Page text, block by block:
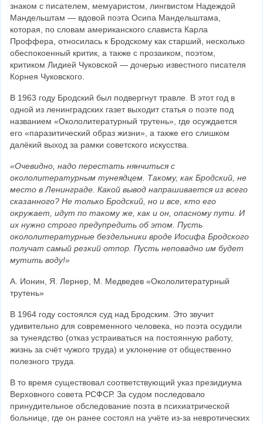
знаком с писателем, мемуаристом, лингвистом Надеждой
Мандельштам — вдовой поэта Осипа Мандельштама,
которая, по словам американского слависта Карла
Проффера, относилась к Бродскому как старший, несколько
обеспокоенный критик, а также с прозаиком, поэтом,
критиком Лидией Чуковской — дочерью известного писателя
Корнея Чуковского.
В 1963 году Бродский был подвергнут травле. В этот год в
одной из ленинградских газет выходит статья о поэте под
названием «Окололитературный трутень», где осуждается
его «паразитический образ жизни», а также его слишком
далёкий выход за рамки советского искусства.
«Очевидно, надо перестать нянчиться с
окололитературным тунеядцем. Такому, как Бродский, не
место в Ленинграде. Какой вывод напрашивается из всего
сказанного? Не только Бродский, но и все, кто его
окружает, идут по такому же, как и он, опасному пути. И
их нужно строго предупредить об этом. Пусть
окололитературные бездельники вроде Иосифа Бродского
получат самый резкий отпор. Пусть неповадно им будет
мутить воду!»
А. Ионин, Я. Лернер, М. Медведев «Окололитературный
трутень»
В 1964 году состоялся суд над Бродским. Это звучит
удивительно для современного человека, но поэта осудили
за тунеядство (отказ устраиваться на постоянную работу,
жизнь за счёт чужого труда) и уклонение от общественно
полезного труда.
В то время существовал соответствующий указ президиума
Верховного совета РСФСР. За судом последовало
принудительное обследование поэта в психиатрической
больнице, где он ранее состоял на учёте из-за невротических